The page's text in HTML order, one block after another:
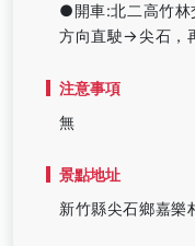
●開車:北二高竹
方向直駛→尖石，
注意事項
無
景點地址
新竹縣尖石鄉嘉樂